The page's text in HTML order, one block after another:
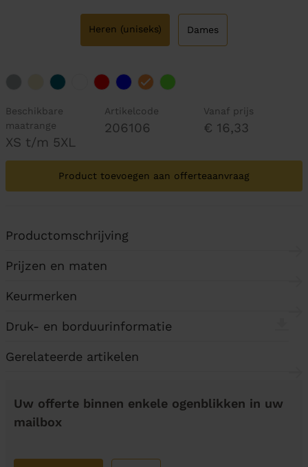
Heren (uniseks) Dames
Beschikbare
maatrange
XS t/m 5XL
Artikelcode
206106
Vanaf prijs
€ 16,33
Product toevoegen aan offerteaanvraag
Productomschrijving
Prijzen en maten
Keurmerken
Druk- en borduurinformatie
Gerelateerde artikelen
Uw offerte binnen enkele ogenblikken in uw
mailbox